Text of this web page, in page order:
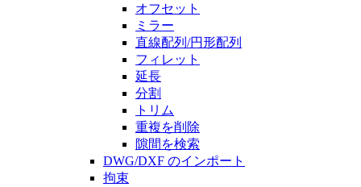
オフセット
ミラー
直線配列/円形配列
フィレット
延長
分割
トリム
重複を削除
隙間を検索
DWG/DXF のインポート
拘束